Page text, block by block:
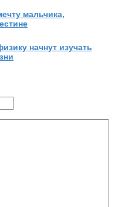
мальчика,
начнут изучать